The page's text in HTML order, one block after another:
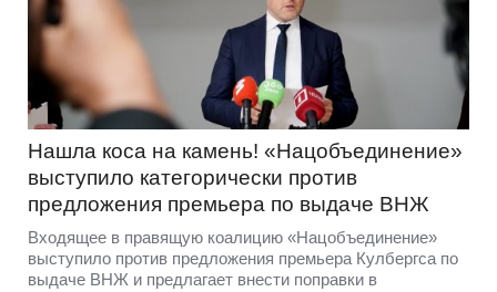
Нашла коса на камень! «Нацобъединение»
выступило категорически против
предложения премьера по выдаче ВНЖ
Входящее в правящую коалицию «Нацобъединение»
выступило против предложения премьера Кулбергса по
выдаче ВНЖ и предлагает внести поправки в